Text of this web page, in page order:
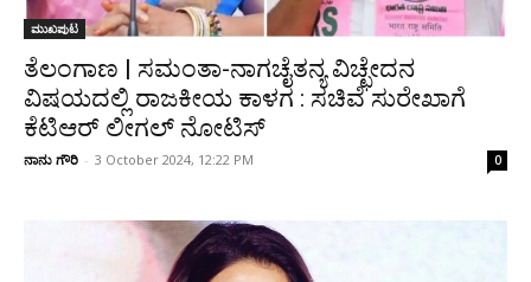
ಮುಖಪುಟ
ತೆಲಂಗಾಣ | ಸಮಂತಾ-ನಾಗಚೈತನ್ಯ ವಿಚ್ಛೇದನ
ವಿಷಯದಲ್ಲಿ ರಾಜಕೀಯ ಕಾಳಗ : ಸಚಿವೆ ಸುರೇಖಾಗೆ
ಕೆಟಿಆರ್ ಲೀಗಲ್ ನೋಟಿಸ್
ನಾನು ಗೌರಿ - 3 October 2024, 12:22 PM 0